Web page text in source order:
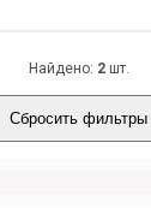
Найдено: 2шт.
Сбросить фильтры